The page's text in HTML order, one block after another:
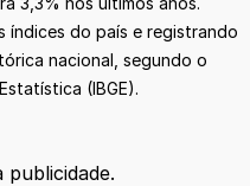
índices do país e registrando
nacional, segundo o
(IBGE).
publicidade.